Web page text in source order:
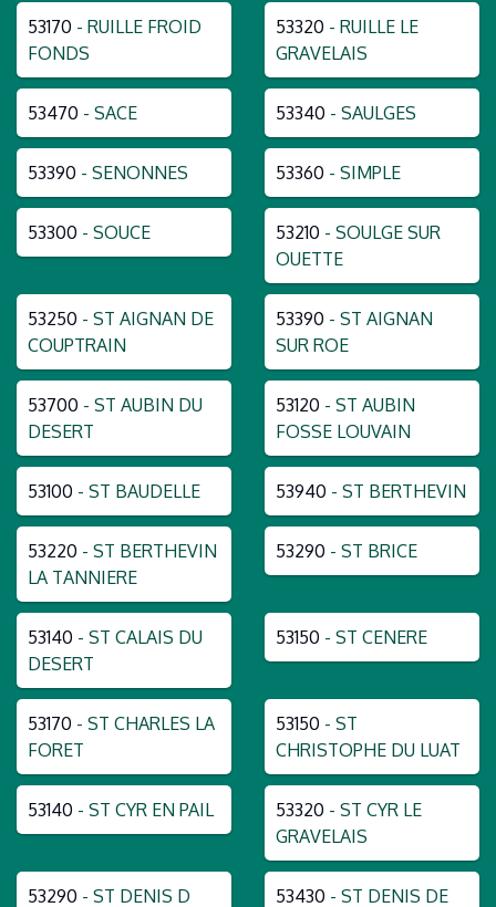
53170 - RUILLE FROID
FONDS
53320 - RUILLE LE
GRAVELAIS
53470 - SACE 53340 - SAULGES
53390 - SENONNES 53360 - SIMPLE
53300 - SOUCE 53210 - SOULGE SUR
OUETTE
53250 - ST AIGNAN DE
COUPTRAIN
53390 - ST AIGNAN
SUR ROE
53700 - ST AUBIN DU
DESERT
53120 - ST AUBIN
FOSSE LOUVAIN
53100 - ST BAUDELLE 53940 - ST BERTHEVIN
53220 - ST BERTHEVIN
LA TANNIERE
53290 - ST BRICE
53140 - ST CALAIS DU
DESERT
53150 - ST CENERE
53170 - ST CHARLES LA
FORET
53150 - ST
CHRISTOPHE DU LUAT
53140 - ST CYR EN PAIL 53320 - ST CYR LE
GRAVELAIS
53290 - ST DENIS D 53430 - ST DENIS DE